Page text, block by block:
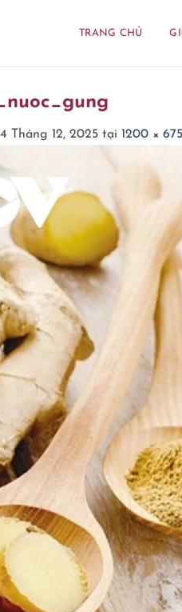
TRANG CHỦ
4 Tháng 12, 2025 tại 1200 × 675